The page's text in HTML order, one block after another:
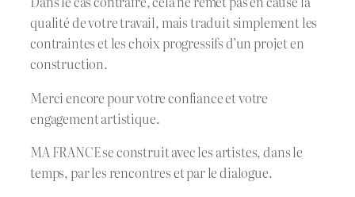
qualité de votre travail, mais traduit simplement les
contraintes et les choix progressifs d’un projet en
construction.
Merci encore pour votre confiance et votre
engagement artistique.
MA FRANCE se construit avec les artistes, dans le
temps, par les rencontres et par le dialogue.